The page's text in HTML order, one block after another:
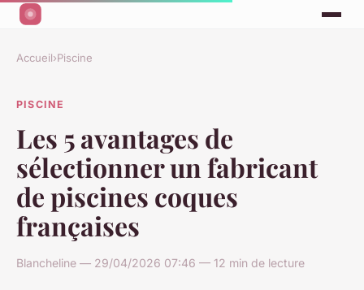
Accueil›Piscine
PISCINE
Les 5 avantages de
sélectionner un fabricant
de piscines coques
françaises
Blancheline — 29/04/2026 07:46 — 12 min de lecture